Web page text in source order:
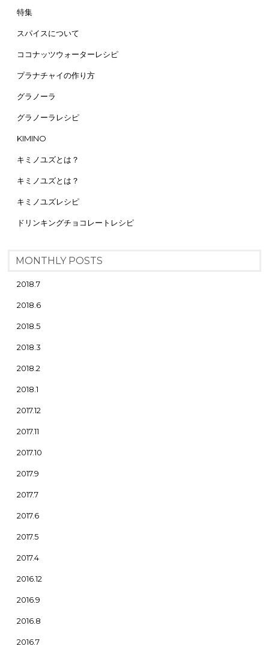
特集
スパイスについて
ココナッツウォーターレシピ
プラナチャイの作り方
グラノーラ
グラノーラレシピ
KIMINO
キミノユズとは？
キミノユズとは？
キミノユズレシピ
ドリンキングチョコレートレシピ
MONTHLY POSTS
2018.7
2018.6
2018.5
2018.3
2018.2
2018.1
2017.12
2017.11
2017.10
2017.9
2017.7
2017.6
2017.5
2017.4
2016.12
2016.9
2016.8
2016.7